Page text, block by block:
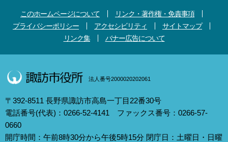
このホームページについて
リンク・著作権・免責事項
プライバシーポリシー
アクセシビリティ
サイトマップ
リンク集
バナー広告について
法人番号2000020202061
〒392-8511 長野県諏訪市高島一丁目22番30号
電話番号(代表)：0266-52-4141 ファックス番号：0266-57-
0660
開庁時間：午前8時30分から午後5時15分 閉庁日：土曜日・日曜